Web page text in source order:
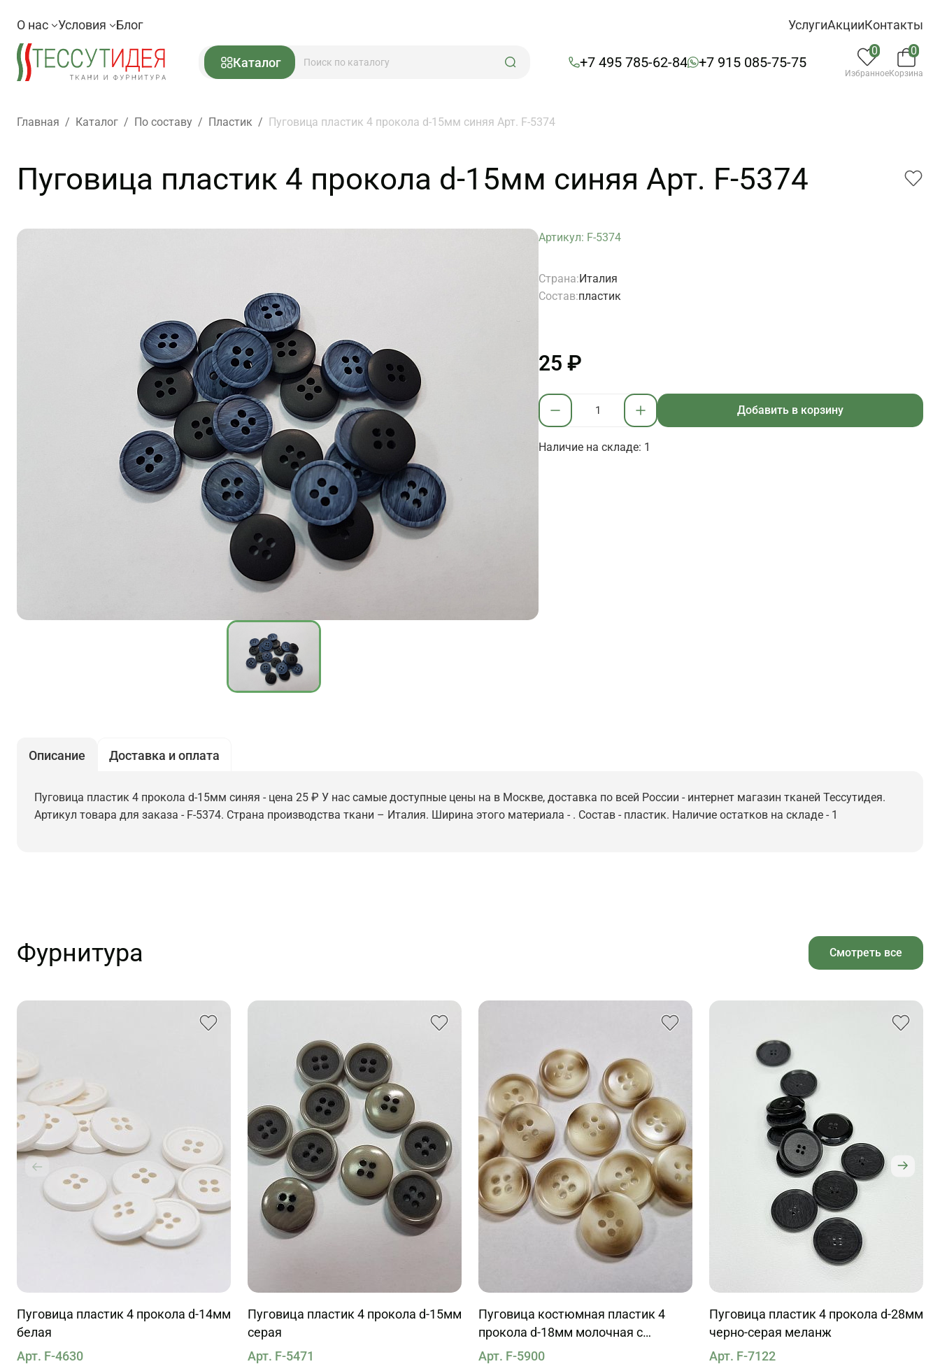
О нас Условия Блог УслугиАкцииКонтакты
Каталог +7 495 785-62-84 +7 915 085-75-75
0
Избранное
0
Корзина
Главная / Каталог / По составу / Пластик / Пуговица пластик 4 прокола d-15мм синяя Арт. F-5374
Пуговица пластик 4 прокола d-15мм синяя Арт. F-5374
Артикул: F-5374
Страна:Италия
Состав:пластик
25 ₽
Добавить в корзину
Наличие на складе: 1
Описание Доставка и оплата
Пуговица пластик 4 прокола d-15мм синяя - цена 25 ₽ У нас самые доступные цены на в Москве, доставка по всей России - интернет магазин тканей Тессутидея.
Артикул товара для заказа - F-5374. Страна производства ткани – Италия. Ширина этого материала - . Состав - пластик. Наличие остатков на складе - 1
Фурнитура Смотреть все
Пуговица пластик 4 прокола d-14мм
белая
Арт. F-4630
Пуговица пластик 4 прокола d-15мм
серая
Арт. F-5471
Пуговица костюмная пластик 4
прокола d-18мм молочная с
коричневыми вкраплениями
Арт. F-5900
Пуговица пластик 4 прокола d-28мм
черно-серая меланж
Арт. F-7122